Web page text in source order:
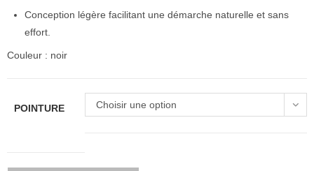
Conception légère facilitant une démarche naturelle et sans
effort.
Couleur : noir
POINTURE Choisir une option